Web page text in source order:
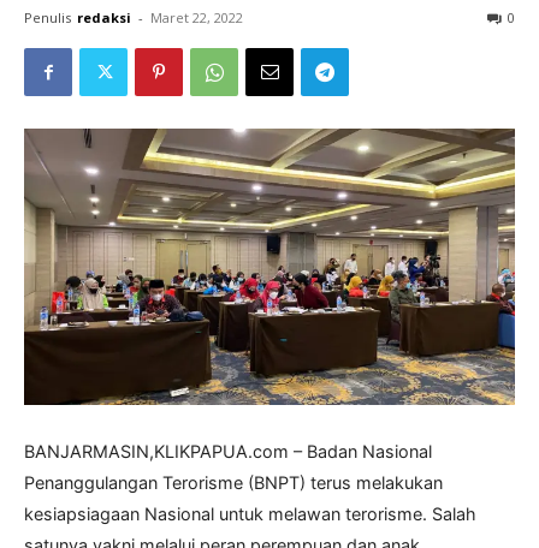
Penulis redaksi - Maret 22, 2022 0
BANJARMASIN,KLIKPAPUA.com – Badan Nasional
Penanggulangan Terorisme (BNPT) terus melakukan
kesiapsiagaan Nasional untuk melawan terorisme. Salah